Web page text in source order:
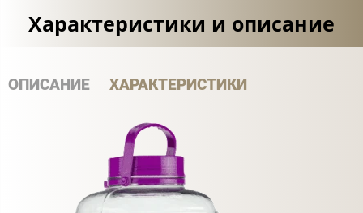
Характеристики и описание
ОПИСАНИЕ ХАРАКТЕРИСТИКИ